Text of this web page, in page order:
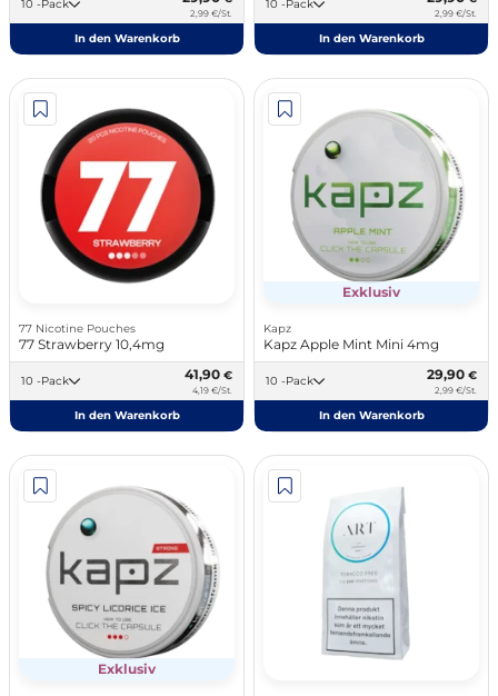
10 -Pack
2,99 €/St.
In den Warenkorb
10 -Pack
2,99 €/St.
In den Warenkorb
77 Nicotine Pouches
77 Strawberry 10,4mg
10 -Pack 41,90 €
4,19 €/St.
In den Warenkorb
Exklusiv
Kapz
Kapz Apple Mint Mini 4mg
10 -Pack 29,90 €
2,99 €/St.
In den Warenkorb
Exklusiv